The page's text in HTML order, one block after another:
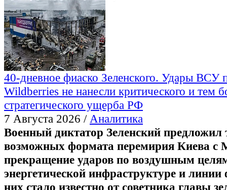
40-дневное фиаско Зеленского. Удары
Wildberries не нанесли критического и тем
стратегического ущерба РФ
7 Августа 2026 / Аналитика
Военный диктатор Зеленский предложил
возможных формата перемирия Киева с
прекращение ударов по воздушным
энергетической инфраструктуре и
них стало известно от советника главы